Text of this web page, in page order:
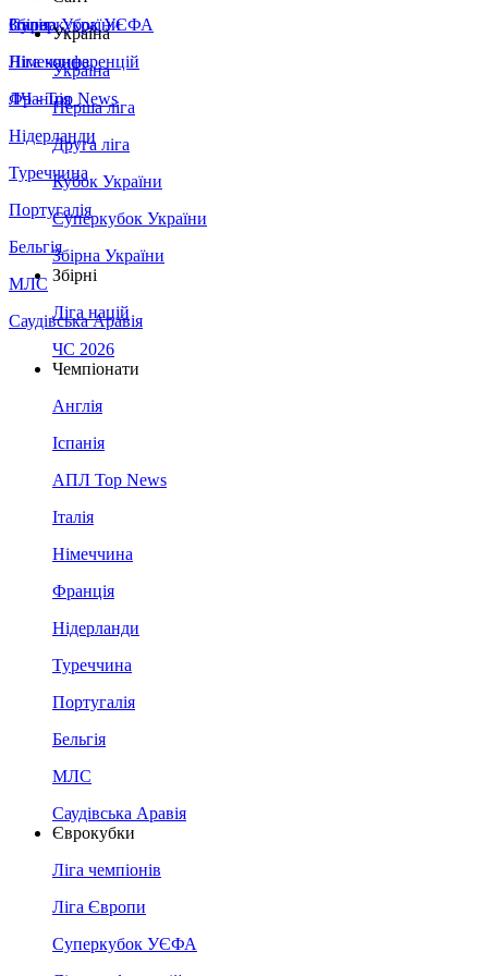
Збірна України
Італія
Німеччина
Франція
Нідерланди
Туреччина
Португалія
Бельгія
МЛС
Саудівська Аравія
Суперкубок УЄФА
Ліга конференцій
ЛЧ - Top News
Україна
Україна
Перша ліга
Друга ліга
Кубок України
Суперкубок України
Збірна України
Збірні
Ліга націй
ЧС 2026
Чемпіонати
Англія
Іспанія
АПЛ Top News
Італія
Німеччина
Франція
Нідерланди
Туреччина
Португалія
Бельгія
МЛС
Саудівська Аравія
Єврокубки
Ліга чемпіонів
Ліга Європи
Суперкубок УЄФА